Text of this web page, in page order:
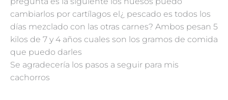
cambiarlos por cartílagos el¿ pescado es todos los
días mezclado con las otras carnes? Ambos pesan 5
kilos de 7 y 4 años cuales son los gramos de comida
que puedo darles
Se agradecería los pasos a seguir para mis
cachorros